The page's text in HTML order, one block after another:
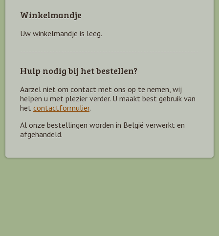
Winkelmandje
Uw winkelmandje is leeg.
Hulp nodig bij het bestellen?
Aarzel niet om contact met ons op te nemen, wij
helpen u met plezier verder. U maakt best gebruik van
het contactformulier.
Al onze bestellingen worden in België verwerkt en
afgehandeld.